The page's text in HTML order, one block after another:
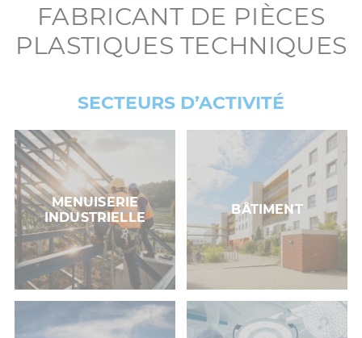
FABRICANT DE PIÈCES
PLASTIQUES TECHNIQUES
SECTEURS D’ACTIVITÉ
MENUISERIE
INDUSTRIELLE
BÂTIMENT